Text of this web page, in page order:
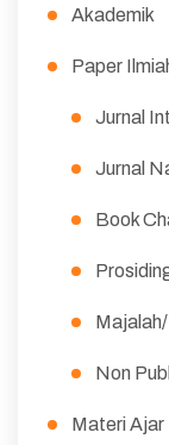
Akademik
Paper
Jurnal
Jurnal
Book
Non
Materi Ajar